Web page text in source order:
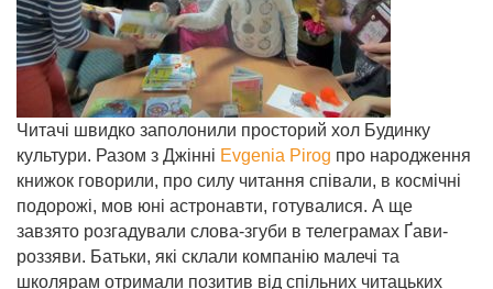
Читачі швидко заполонили просторий хол Будинку
культури. Разом з Джінні Evgenia Pirog про народження
книжок говорили, про силу читання співали, в космічні
подорожі, мов юні астронавти, готувалися. А ще
завзято розгадували слова-згуби в телеграмах Ґави-
роззяви. Батьки, які склали компанію малечі та
школярам отримали позитив від спільних читацьких